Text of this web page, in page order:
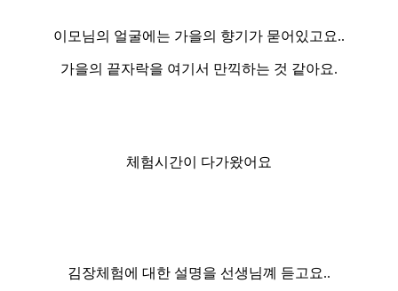
이모님의 얼굴에는 가을의 향기가 묻어있고요..
가을의 끝자락을 여기서 만끽하는 것 같아요.
체험시간이 다가왔어요
김장체험에 대한 설명을 선생님꼐 듣고요..